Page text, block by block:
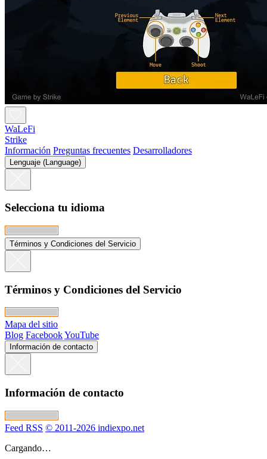
WaLeFi
Strike
Información Preguntas frecuentes Desarrolladores
Lenguaje (Language)
Selecciona tu idioma
Términos y Condiciones del Servicio
Términos y Condiciones del Servicio
Mapa del sitio
Blog FacebookYouTube
Información de contacto
Información de contacto
Feed RSS © 2011-2026 indiexpo.net
Cargando…